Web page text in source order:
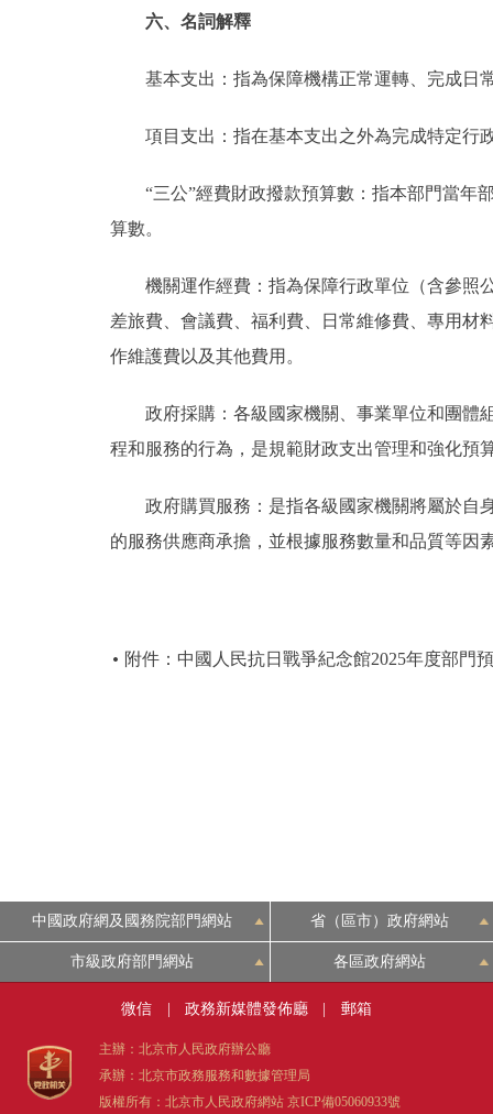
六、名詞解釋
基本支出：指為保障機構正常運轉、完成日
項目支出：指在基本支出之外為完成特定行
“三公”經費財政撥款預算數：指本部門當年部
算數。
機關運作經費：指為保障行政單位（含參照公
差旅費、會議費、福利費、日常維修費、專用材
作維護費以及其他費用。
政府採購：各級國家機關、事業單位和團體組
程和服務的行為，是規範財政支出管理和強化預
政府購買服務：是指各級國家機關將屬於自身
的服務供應商承擔，並根據服務數量和品質等因
附件：中國人民抗日戰爭紀念館2025年度部門
中國政府網及國務院部門網站 省（區市）政府網站
市級政府部門網站 各區政府網站
微信 政務新媒體發佈廳 郵箱
主辦：北京市人民政府辦公廳
承辦：北京市政務服務和數據管理局
版權所有：北京市人民政府網站 京ICP備05060933號